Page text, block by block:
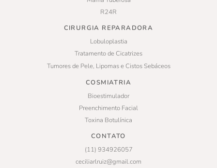
R24R
CIRURGIA REPARADORA
Lobuloplastia
Tratamento de Cicatrizes
Tumores de Pele, Lipomas e Cistos Sebáceos
COSMIATRIA
Bioestimulador
Preenchimento Facial
Toxina Botulínica
CONTATO
(11) 934926057
ceciliarlruiz@gmail.com